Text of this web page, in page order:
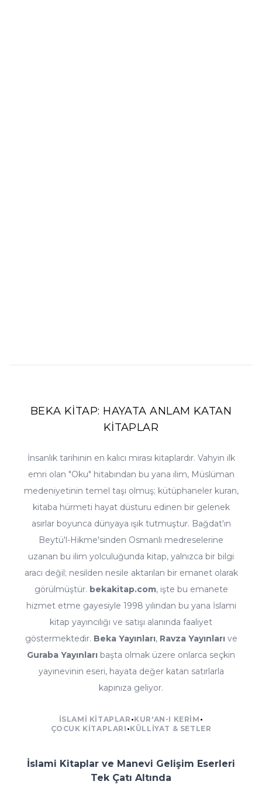
BEKA KİTAP: HAYATA ANLAM KATAN
KİTAPLAR
İnsanlık tarihinin en kalıcı mirası kitaplardır. Vahyin ilk
emri olan "Oku" hitabından bu yana ilim, Müslüman
medeniyetinin temel taşı olmuş; kütüphaneler kuran,
kitaba hürmeti hayat düsturu edinen bir gelenek
asırlar boyunca dünyaya ışık tutmuştur. Bağdat'ın
Beytü'l-Hikme'sinden Osmanlı medreselerine
uzanan bu ilim yolculuğunda kitap, yalnızca bir bilgi
aracı değil; nesilden nesile aktarılan bir emanet olarak
görülmüştür. bekakitap.com , işte bu emanete
hizmet etme gayesiyle 1998 yılından bu yana İslami
kitap yayıncılığı ve satışı alanında faaliyet
göstermektedir. Beka Yayınları, Ravza Yayınlarıve
Guraba Yayınları başta olmak üzere onlarca seçkin
yayınevinin eseri, hayata değer katan satırlarla
kapınıza geliyor.
İSLAMI KITAPLAR KUR'AN-I KERIM
ÇOCUK KITAPLARI KÜLLIYAT & SETLER
İslami Kitaplar ve Manevi Gelişim Eserleri
Tek Çatı Altında